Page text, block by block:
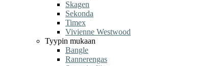
Skagen
Sekonda
Timex
Vivienne Westwood
Tyypin mukaan
Bangle
Rannerengas